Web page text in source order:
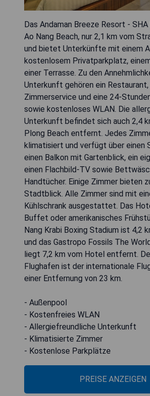
Das Andaman Breeze Resort -
Ao Nang Beach, nur 2,1 km vom
und bietet Unterkünfte mit einem
kostenlosem Privatparkplatz,
einer Terrasse. Zu den
Unterkunft gehören ein Restaurant,
Zimmerservice und eine 24-
sowie kostenloses WLAN. Die
Unterkunft befindet sich auch 2,4
Plong Beach entfernt. Jedes
klimatisiert und verfügt über einen
einen Balkon mit Gartenblick, ein
einen Flachbild-TV sowie
Handtücher. Einige Zimmer bieten
Stadtblick. Alle Zimmer sind mit
Kühlschrank ausgestattet. Das
Buffet oder amerikanisches
Nang Krabi Boxing Stadium ist 4,2
und das Gastropo Fossils The
liegt 7,2 km vom Hotel entfernt.
Flughafen ist der internationale
einer Entfernung von 23 km.
- Außenpool
- Kostenfreies WLAN
- Allergiefreundliche Unterkunft
- Klimatisierte Zimmer
- Kostenlose Parkplätze
PREISE ANZEIGEN